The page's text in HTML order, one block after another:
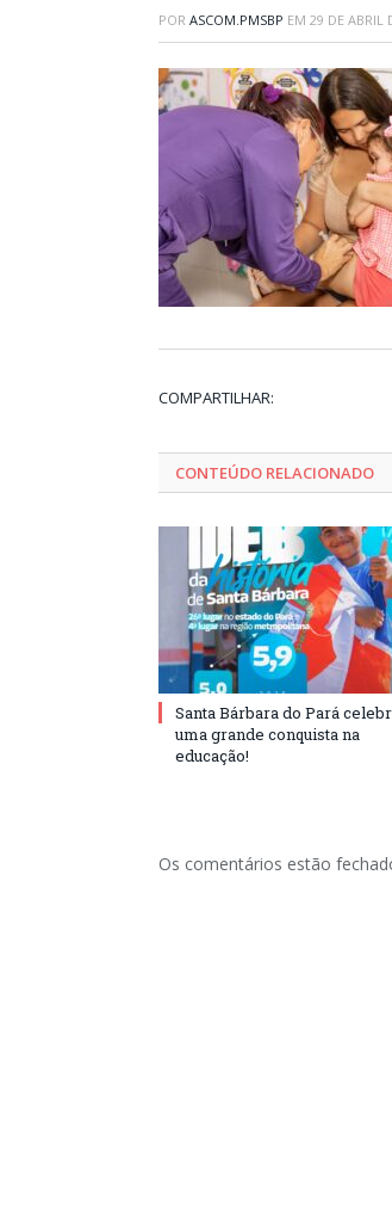
POR ASCOM.PMSBP EM 29 DE ABRIL
COMPARTILHAR:
CONTEÚDO RELACIONADO
Santa Bárbara do Pará
uma grande conquista na
educação!
Os comentários estão